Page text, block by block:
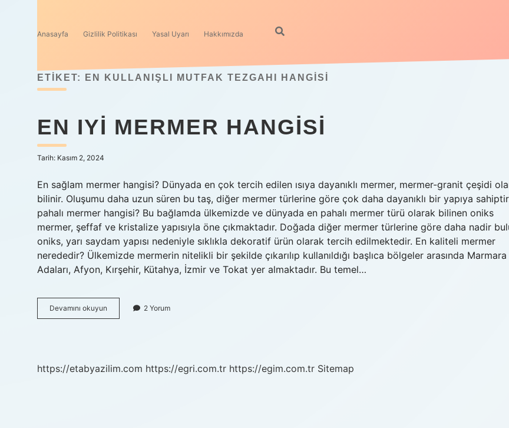
Anasayfa Gizlilik Politikası Yasal Uyarı Hakkımızda
ETIKET: EN KULLANIŞLI MUTFAK TEZGAHI HANGISI
EN IYI MERMER HANGISI
Tarih: Kasım 2, 2024
En sağlam mermer hangisi? Dünyada en çok tercih edilen ısıya dayanıklı mermer, mermer-granit çeşidi
bilinir. Oluşumu daha uzun süren bu taş, diğer mermer türlerine göre çok daha dayanıklı bir yapıya
pahalı mermer hangisi? Bu bağlamda ülkemizde ve dünyada en pahalı mermer türü olarak bilinen oniks
mermer, şeffaf ve kristalize yapısıyla öne çıkmaktadır. Doğada diğer mermer türlerine göre daha nadir
oniks, yarı saydam yapısı nedeniyle sıklıkla dekoratif ürün olarak tercih edilmektedir. En kaliteli mermer
nerededir? Ülkemizde mermerin nitelikli bir şekilde çıkarılıp kullanıldığı başlıca bölgeler arasında Marmara
Adaları, Afyon, Kırşehir, Kütahya, İzmir ve Tokat yer almaktadır. Bu temel…
Devamını okuyun
Iyi
2 Yorum
https://etabyazilim.com https://egri.com.tr https://egim.com.tr Sitemap